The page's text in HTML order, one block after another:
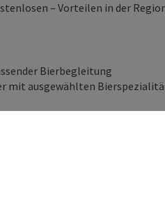
– Vorteilen in der
Bierbegleitung
mit ausgewählten
Anzahlung innerhalb von 7
den Busfahrer, im 2. Rang für